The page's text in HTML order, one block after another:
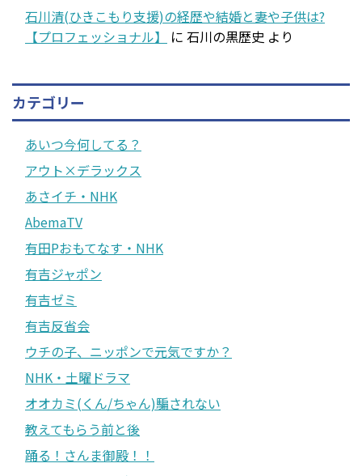
石川清(ひきこもり支援)の経歴や結婚と妻や子供は?
【プロフェッショナル】
に 石川の黒歴史 より
カテゴリー
あいつ今何してる？
アウト×デラックス
あさイチ・NHK
AbemaTV
有田Pおもてなす・NHK
有吉ジャポン
有吉ゼミ
有吉反省会
ウチの子、ニッポンで元気ですか？
NHK・土曜ドラマ
オオカミ(くん/ちゃん)騙されない
教えてもらう前と後
踊る！さんま御殿！！